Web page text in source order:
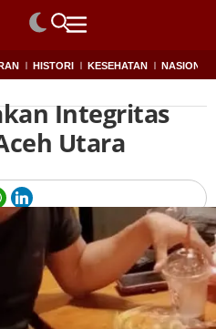
HISTORI KESEHATAN NASIONAL
Integritas
Utara